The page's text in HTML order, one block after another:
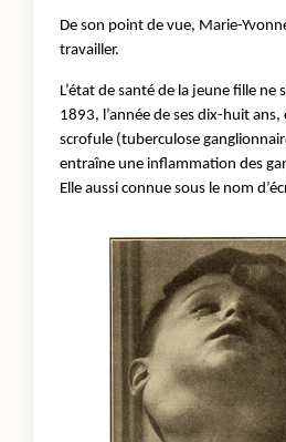
De son point de vue, Marie-
travailler.
L’état de santé de la jeune fille ne
1893, l’année de ses dix-huit
scrofule (tuberculose
entraîne une inflammation des
Elle aussi connue sous le nom